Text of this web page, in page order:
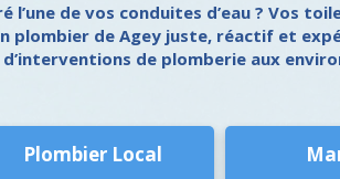
l’une de vos conduites d’eau ? Vos
plombier de Agey juste, réactif et
de plomberie aux
Plombier Local